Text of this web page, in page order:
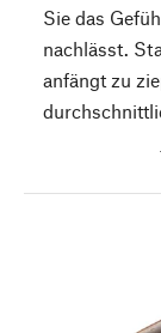
Sie das
nachlässt.
anfängt zu